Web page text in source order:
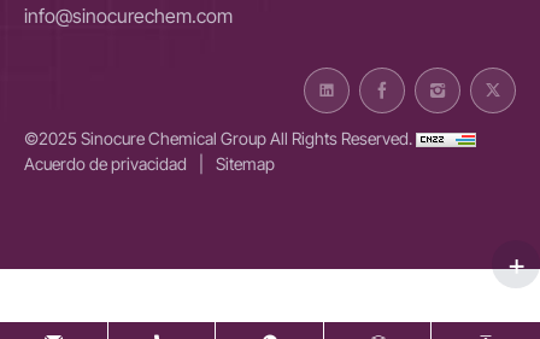
info@sinocurechem.com
©2025 Sinocure Chemical Group All Rights Reserved.
Acuerdo de privacidad
Sitemap